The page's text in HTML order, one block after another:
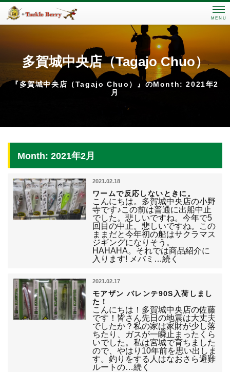
MENU
多賀城中央店（Tagajo Chuo）
『多賀城中央店（Tagajo Chuo）』のMonth: 2021年2
月
Month: 2021年2月
2021.02.18
ワームで反応しないときに。
こんにちは。多賀城中央店の小野
寺です♪この前は普通に出船中止
でした。悲しいですね。今年で5
回目の中止。悲しいですね。この
ままだと今年初の船はサクラマス
ジギングになりそう。
HAHAHA。それでは商品紹介に
入ります! メバミ…続く
2021.02.17
モアザン バレンテ90S入荷しまし
た！
こんにちは！多賀城中央店の佐藤
です！皆さん先日の地震は大丈夫
でしたか？私の家は家財が少し落
ちたり、ガスが一瞬止まったくら
いでした。私は宮城で育ちました
ので、やはり10年前を思い出しま
す。釣りをする人はなおさら避難
ルートの…続く